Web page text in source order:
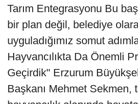
Tarım Entegrasyonu Bu
bir plan değil, belediye
uyguladığımız somut
Hayvancılıkta Da Önemli
Geçirdik" Erzurum
Başkanı Mehmet Sekmen,